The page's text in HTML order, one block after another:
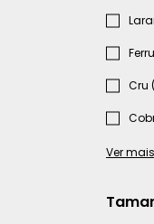
Cru
Ver mais